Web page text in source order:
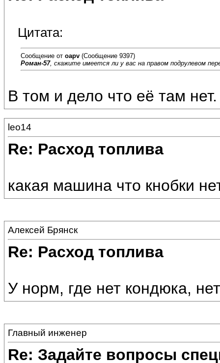
Цитата:
Сообщение от oapv (Сообщение 9397)
Роман-57, скажите имеется ли у вас на правом подрулевом
В том и дело что её там нет.
leo14
Re: Расход топлива
какая машина что кнобки
Алексей Брянск
Re: Расход топлива
У норм, где нет кондюка,
Главный инженер
Re: Задайте вопросы